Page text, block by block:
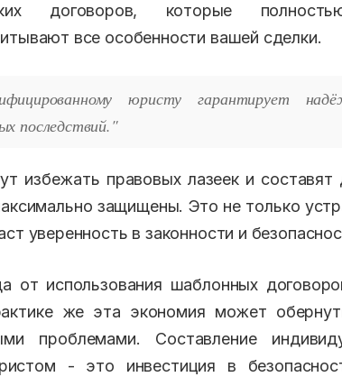
договоров, которые
все особенности вашей сделки.
юристу гарантирует
последствий."
избежать правовых лазеек и составят
защищены. Это не только
уверенность в законности и
от использования шаблонных
же эта экономия может
проблемами. Составление
- это инвестиция в